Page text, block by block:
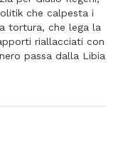
che calpesta i
tortura, che lega la
riallacciati con
passa dalla Libia